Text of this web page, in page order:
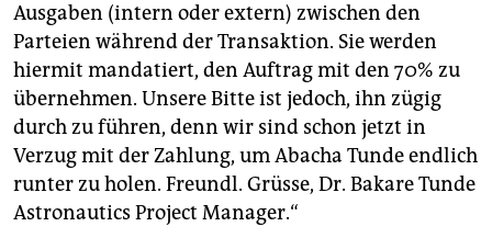
Ausgaben (intern oder extern) zwischen den
Parteien während der Transaktion. Sie werden
hiermit mandatiert, den Auftrag mit den 70% zu
übernehmen. Unsere Bitte ist jedoch, ihn zügig
durch zu führen, denn wir sind schon jetzt in
Verzug mit der Zahlung, um Abacha Tunde endlich
runter zu holen. Freundl. Grüsse, Dr. Bakare Tunde
Astronautics Project Manager.“